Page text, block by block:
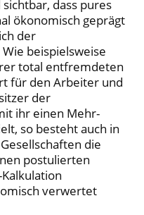
dass pures
ökonomisch geprägt
der
beispielsweise
total entfremdeten
für den Arbeiter und
der
ihr einen Mehr-
so besteht auch in
die
postulierten
verwertet